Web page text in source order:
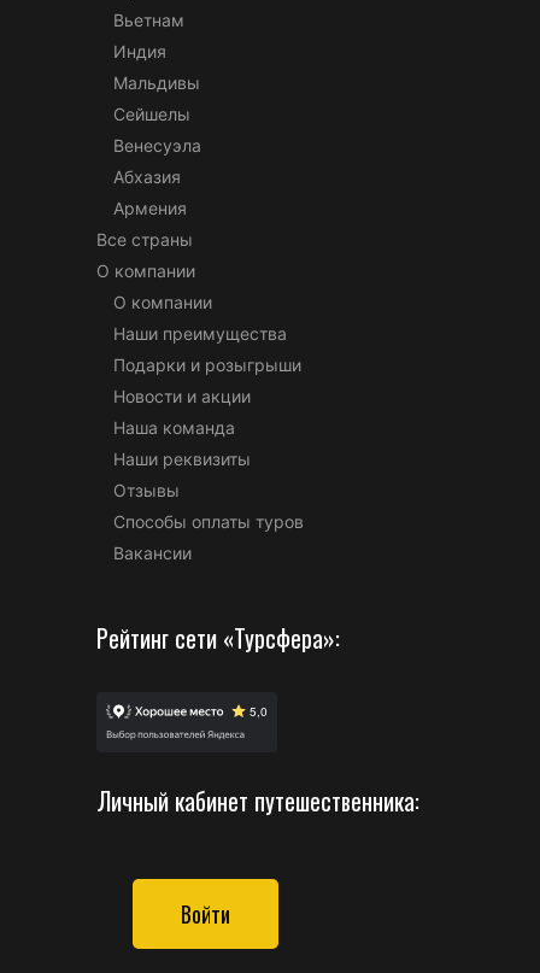
Вьетнам
Индия
Мальдивы
Сейшелы
Венесуэла
Абхазия
Армения
Все страны
О компании
О компании
Наши преимущества
Подарки и розыгрыши
Новости и акции
Наша команда
Наши реквизиты
Отзывы
Способы оплаты туров
Вакансии
Рейтинг сети «Турсфера»:
Личный кабинет путешественника:
Войти